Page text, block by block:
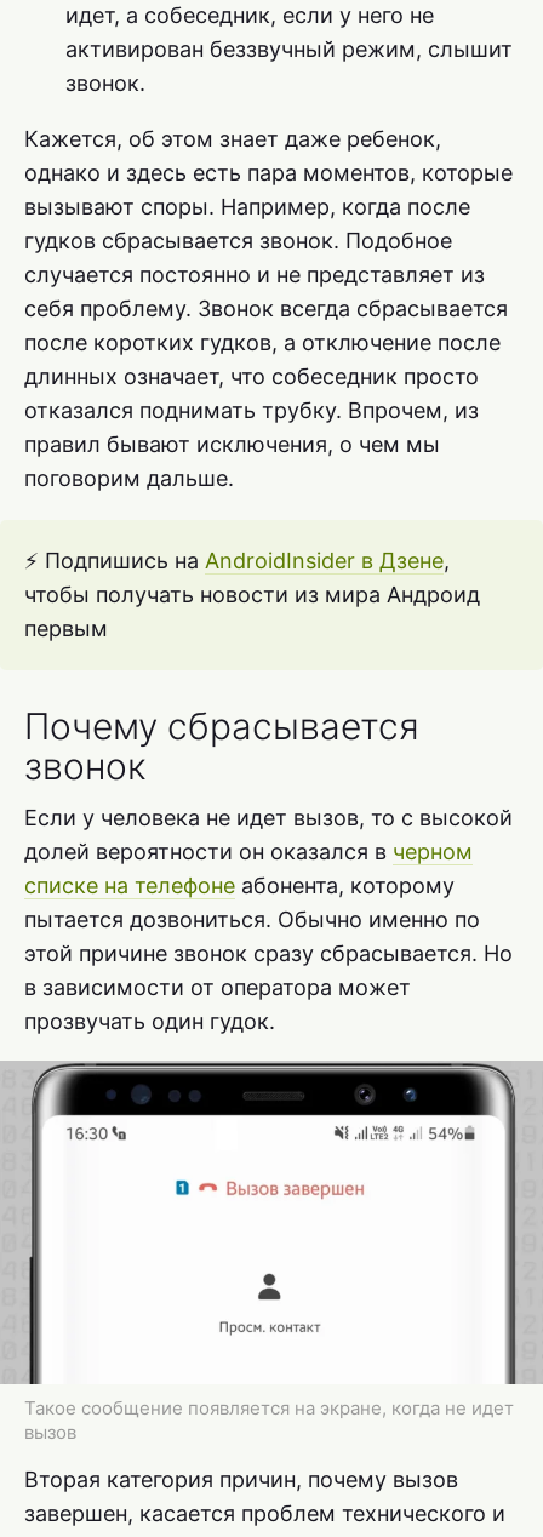
идет, а собеседник, если у него не
активирован беззвучный режим, слышит
звонок.
Кажется, об этом знает даже ребенок,
однако и здесь есть пара моментов, которые
вызывают споры. Например, когда после
гудков сбрасывается звонок. Подобное
случается постоянно и не представляет из
себя проблему. Звонок всегда сбрасывается
после коротких гудков, а отключение после
длинных означает, что собеседник просто
отказался поднимать трубку. Впрочем, из
правил бывают исключения, о чем мы
поговорим дальше.
⚡ Подпишись на AndroidInsider в Дзене,
чтобы получать новости из мира Андроид
первым
Почему сбрасывается
звонок
Если у человека не идет вызов, то с высокой
долей вероятности он оказался в черном
списке на телефоне абонента, которому
пытается дозвониться. Обычно именно по
этой причине звонок сразу сбрасывается. Но
в зависимости от оператора может
прозвучать один гудок.
Такое сообщение появляется на экране, когда не идет
вызов
Вторая категория причин, почему вызов
завершен, касается проблем технического и